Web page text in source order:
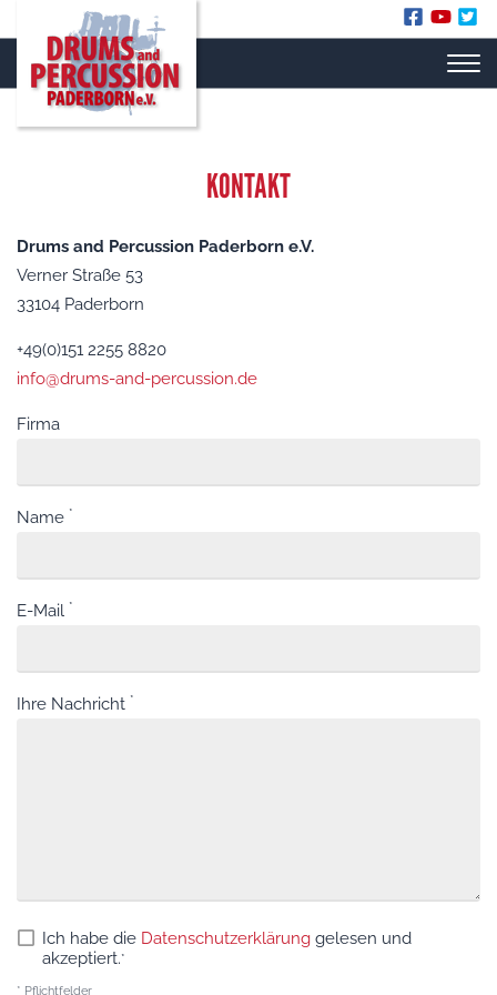
KONTAKT
Drums and Percussion Paderborn e.V.
Verner Straße 53
33104 Paderborn
+49(0)151 2255 8820
info@drums-and-percussion.de
Firma
Name
E-Mail
Ihre Nachricht
Ich habe die Datenschutzerklärunggelesen und
akzeptiert.
* Pflichtfelder